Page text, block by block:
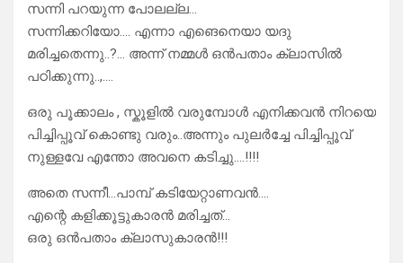
സന്നി പറയുന്ന പോലല്ല…
സന്നിക്കറിയോ‌…. എന്നാ എങെനെയാ യദു
മരിച്ചതെന്നു..?… അന്ന് നമ്മൾ ഒൻപതാം ക്ലാസിൽ
പഠിക്കുന്നു..,….
ഒരു പൂക്കാലം , സ്കൂളിൽ വരുമ്പോൾ എനിക്കവൻ നിറയെ
പിച്ചിപ്പൂവ് കൊണ്ടു വരും..അന്നും പുലർച്ചേ പിച്ചിപ്പൂവ്
നുള്ളവേ എന്തോ അവനെ കടിച്ചു….!!!!
അതെ സന്നീ…പാമ്പ് കടിയേറ്റാണവൻ….
എന്റെ കളിക്കൂട്ടുകാരൻ മരിച്ചത്…
ഒരു ഒൻപതാം ക്ലാസുകാരൻ‌‌!!!